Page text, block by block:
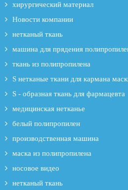
хирургический материал
Новости компании
нетканый ткань
машина для прядения
ткань из полипропилена
S нетканые ткани для кармана
S - образная ткань для фармацевта
медицинская нетканье
белый полипропилен
производственная машина
маска из полипропилена
носовое видео
нетканый ткань